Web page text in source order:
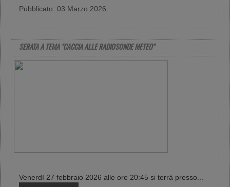
Pubblicato: 03 Marzo 2026
SERATA A TEMA "CACCIA ALLE RADIOSONDE METEO"
Venerdì 27 febbraio 2026 alle ore 20:45 si terrà presso...